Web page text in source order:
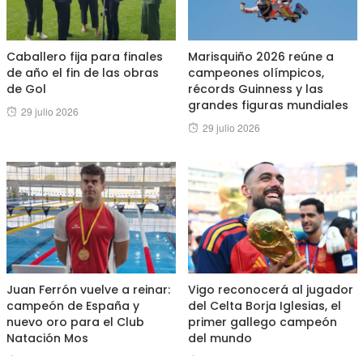
Caballero fija para finales
de año el fin de las obras
de Gol
Posted
29 julio 2026
Marisquiño 2026 reúne a
campeones olímpicos,
récords Guinness y las
grandes figuras mundiales
Posted
29 julio 2026
Juan Ferrón vuelve a reinar:
campeón de España y
nuevo oro para el Club
Natación Mos
Vigo reconocerá al jugador
del Celta Borja Iglesias, el
primer gallego campeón
del mundo